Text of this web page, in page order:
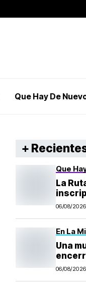
Que Hay De
+
Que
La
06/08/2026
En La
Una
06/08/2026